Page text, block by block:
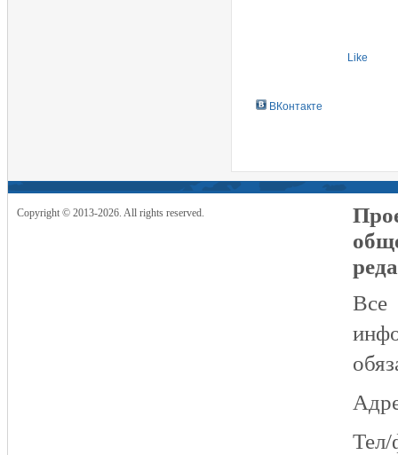
Like
ВКонтакте
Copyright © 2013-2026. All rights reserved.